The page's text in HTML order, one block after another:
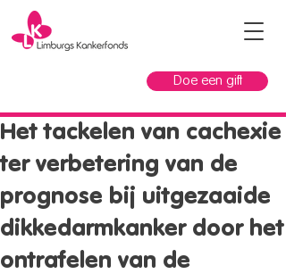
Doe een gift
Het tackelen van cachexie
ter verbetering van de
prognose bij uitgezaaide
dikkedarmkanker door het
ontrafelen van de